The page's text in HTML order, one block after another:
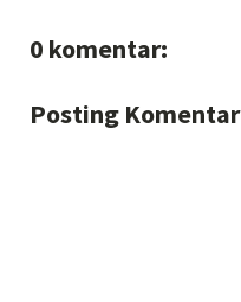
0 komentar:
Posting Komentar